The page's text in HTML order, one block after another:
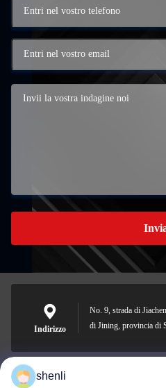
Indirizzo
No. 9, strada di
di Jining, provincia di
shenli